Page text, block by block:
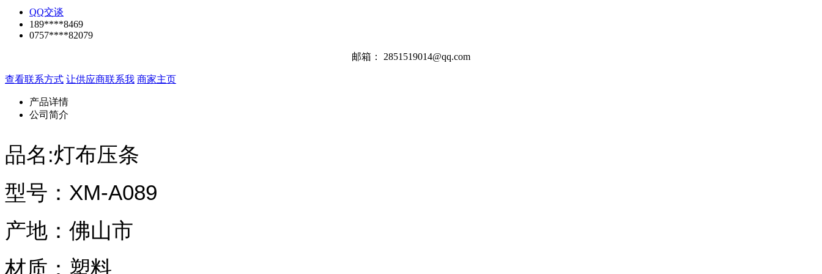
QQ交谈
189****8469
0757****82079
邮箱： 2851519014@qq.com
查看联系方式 让供应商联系我 商家主页
产品详情
公司简介
品名:灯布压条
型号：XM-A089
产地：佛山市
材质：塑料